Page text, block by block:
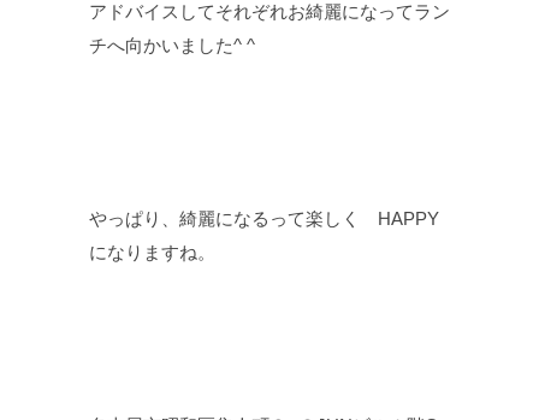
アドバイスしてそれぞれお綺麗になってラン
チへ向かいました^ ^
やっぱり、綺麗になるって楽しく HAPPY
になりますね。